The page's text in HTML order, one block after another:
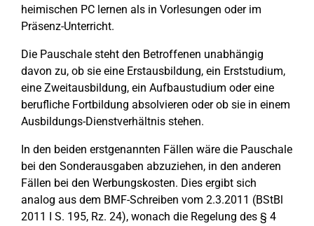
heimischen PC lernen als in Vorlesungen oder im
Präsenz-Unterricht.
Die Pauschale steht den Betroffenen unabhängig
davon zu, ob sie eine Erstausbildung, ein Erststudium,
eine Zweitausbildung, ein Aufbaustudium oder eine
berufliche Fortbildung absolvieren oder ob sie in einem
Ausbildungs-Dienstverhältnis stehen.
In den beiden erstgenannten Fällen wäre die Pauschale
bei den Sonderausgaben abzuziehen, in den anderen
Fällen bei den Werbungskosten. Dies ergibt sich
analog aus dem BMF-Schreiben vom 2.3.2011 (BStBl
2011 I S. 195, Rz. 24), wonach die Regelung des § 4